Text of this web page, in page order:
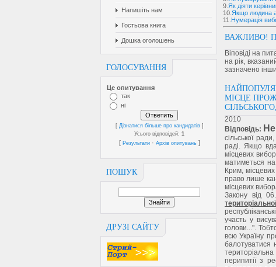
Напишіть нам
Гостьова книга
Дошка оголошень
ГОЛОСУВАННЯ
Це опитування
так
ні
[ Дізнатися більше про кандидатів]
Усього відповідей: 1
[ Результати· Архів опитувань]
ПОШУК
ДРУЗІ САЙТУ
9. Як діяти
10. Якщо людина
11. Нумерація
ВАЖЛИВО!
Віповіді на
на рік,
зазначено
МІСЦЕ
2010
Відповідь:
сільської
раді. Якщо
місцевих
матиметься на
Крим,
право лише
місцевих
Закону від
участь у
голови...".
всю Україну
балотуватися
перипитії з